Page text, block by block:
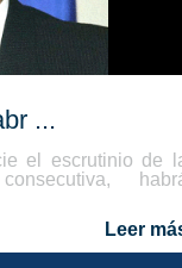
...
el escrutinio de
Leer